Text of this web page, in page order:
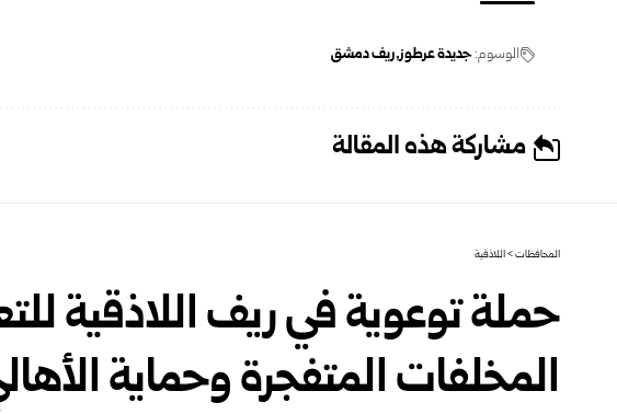
الوسوم:جديدة عرطوز ريف دمشق
مشاركة هذه المقالة
المحافظات>اللاذقية
حملة توعوية في ريف اللاذقية
المخلفات المتفجرة وحماية